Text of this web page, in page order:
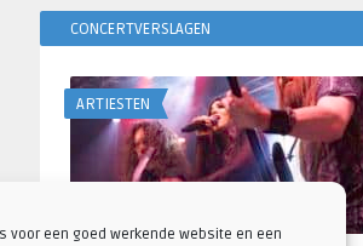
een goed werkende website en een
CONCERTVERSLAGEN
ARTIESTEN